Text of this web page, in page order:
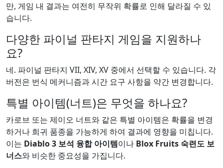
만, 게임 내 결과는 여전히 무작위 확률로 인해 달라질 수 있
습니다.
다양한 파이널 판타지 게임을 지원하나
요?
네. 파이널 판타지 VII, XIV, XV 중에서 선택할 수 있습니다. 각
버전은 번식 메커니즘과 시간 요구 사항을 약간 변경합니다.
특별 아이템(너트)은 무엇을 하나요?
카로브 또는 제이오 너트와 같은 특별 아이템은 확률을 변경
하거나 희귀 품종을 가능하게 하여 결과에 영향을 미칩니다.
이는 Diablo 3 보석 융합 아이템이나 Blox Fruits 숙련도 보
너스와 비슷한 중요성을 가집니다.